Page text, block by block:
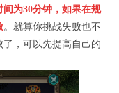
间为30分钟，如果在规
。就算你挑战失败也不
，可以先提高自己的